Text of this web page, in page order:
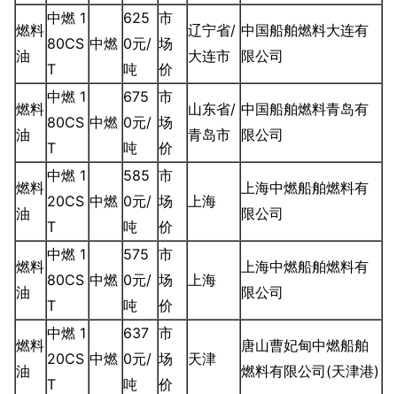
燃料
油
中燃 1
80CS
T
中燃
625
0元/
吨
市
场
价
辽宁省/
大连市
中国船舶燃料大连有
限公司
燃料
油
中燃 1
80CS
T
中燃
675
0元/
吨
市
场
价
山东省/
青岛市
中国船舶燃料青岛有
限公司
燃料
油
中燃 1
20CS
T
中燃
585
0元/
吨
市
场
价
上海
上海中燃船舶燃料有
限公司
燃料
油
中燃 1
80CS
T
中燃
575
0元/
吨
市
场
价
上海
上海中燃船舶燃料有
限公司
燃料
油
中燃 1
20CS
T
中燃
637
0元/
吨
市
场
价
天津
唐山曹妃甸中燃船舶
燃料有限公司(天津港)